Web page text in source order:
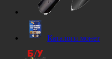
Каталоги монет